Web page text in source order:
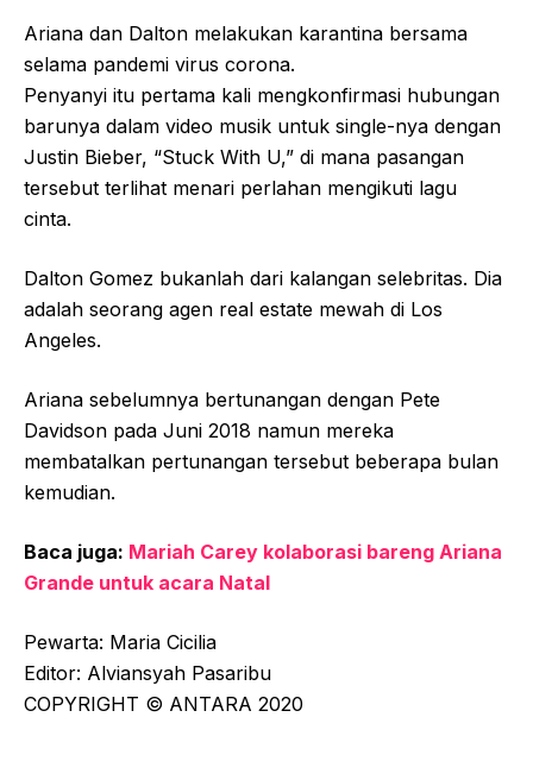
Ariana dan Dalton melakukan karantina bersama
selama pandemi virus corona.
Penyanyi itu pertama kali mengkonfirmasi hubungan
barunya dalam video musik untuk single-nya dengan
Justin Bieber, “Stuck With U,” di mana pasangan
tersebut terlihat menari perlahan mengikuti lagu
cinta.
Dalton Gomez bukanlah dari kalangan selebritas. Dia
adalah seorang agen real estate mewah di Los
Angeles.
Ariana sebelumnya bertunangan dengan Pete
Davidson pada Juni 2018 namun mereka
membatalkan pertunangan tersebut beberapa bulan
kemudian.
Baca juga: Mariah Carey kolaborasi bareng Ariana
Grande untuk acara Natal
Pewarta: Maria Cicilia
Editor: Alviansyah Pasaribu
COPYRIGHT © ANTARA 2020